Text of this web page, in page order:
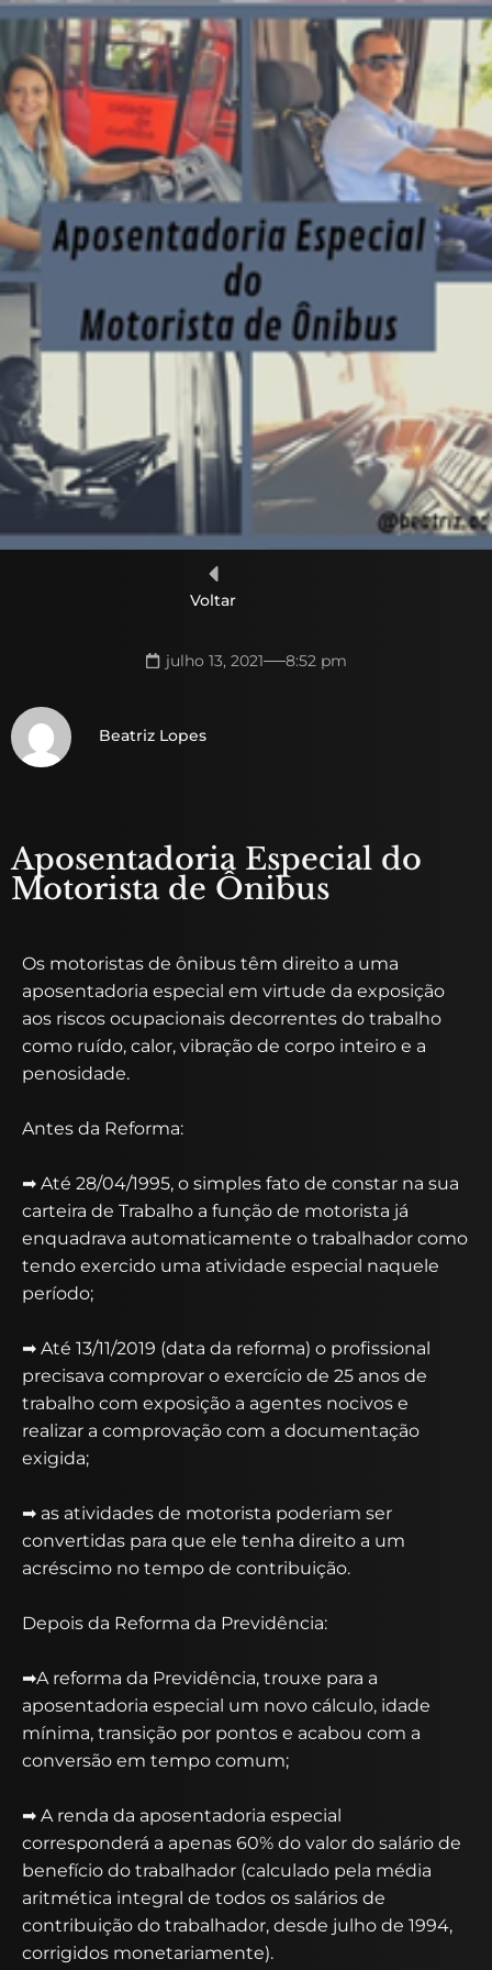
Voltar
julho 13, 2021 8:52 pm
Beatriz Lopes
Aposentadoria Especial do
Motorista de Ônibus
Os motoristas de ônibus têm direito a uma
aposentadoria especial em virtude da exposição
aos riscos ocupacionais decorrentes do trabalho
como ruído, calor, vibração de corpo inteiro e a
penosidade.
Antes da Reforma:
➡ Até 28/04/1995, o simples fato de constar na sua
carteira de Trabalho a função de motorista já
enquadrava automaticamente o trabalhador como
tendo exercido uma atividade especial naquele
período;
➡ Até 13/11/2019 (data da reforma) o profissional
precisava comprovar o exercício de 25 anos de
trabalho com exposição a agentes nocivos e
realizar a comprovação com a documentação
exigida;
➡ as atividades de motorista poderiam ser
convertidas para que ele tenha direito a um
acréscimo no tempo de contribuição.
Depois da Reforma da Previdência:
➡A reforma da Previdência, trouxe para a
aposentadoria especial um novo cálculo, idade
mínima, transição por pontos e acabou com a
conversão em tempo comum;
➡ A renda da aposentadoria especial
corresponderá a apenas 60% do valor do salário de
benefício do trabalhador (calculado pela média
aritmética integral de todos os salários de
contribuição do trabalhador, desde julho de 1994,
corrigidos monetariamente).